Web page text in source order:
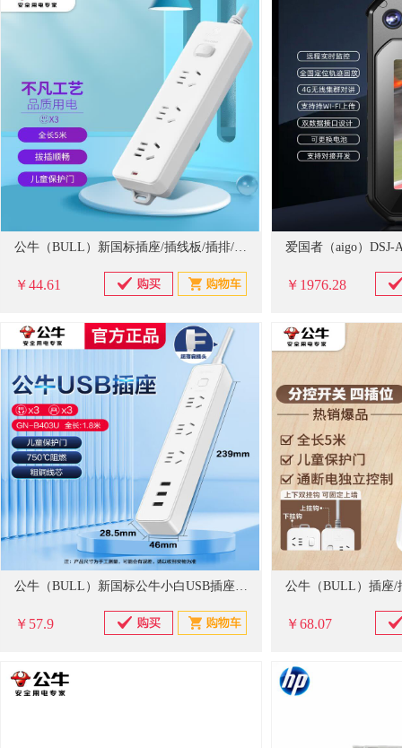
公牛（BULL）新国标插座/插线板/插排/排插/接线板/拖线板 GN-212 3位总控全长3米
￥44.61 ￥1976.28
公牛（BULL）新国标公牛小白USB插座 插线板/插排/排插/拖线板 GN-B403U 3usb接口+3孔全长1.8米带保护门
￥57.9 ￥68.07